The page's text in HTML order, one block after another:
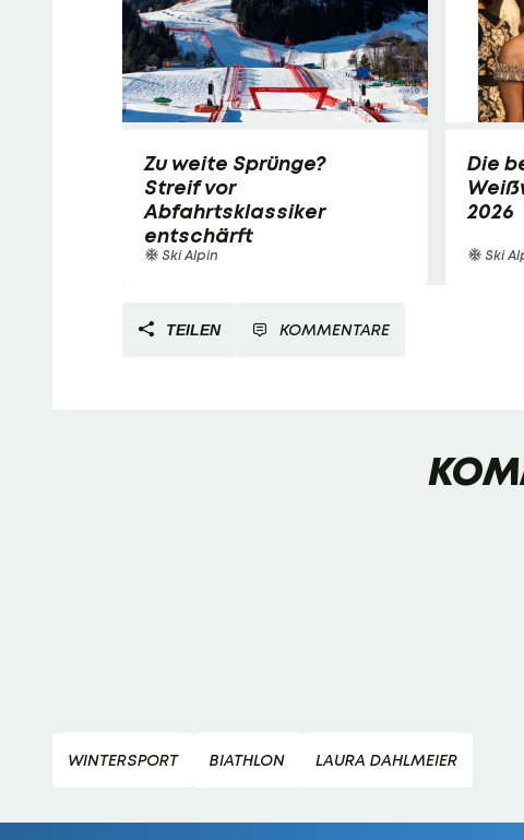
Zu weite Sprünge?
Streif vor
Abfahrtsklassiker
entschärft
Ski Alpin
Die
2026
Ski
TEILEN KOMMENTARE
WINTERSPORT BIATHLON LAURA DAHLMEIER